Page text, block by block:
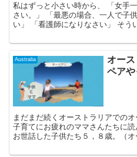
私はずっと小さい時から、 「女手一つで生きて行けるようになりな
さい。」 「最悪の場合、一人で子供も育て養えるように自立しなさ
い」 「看護師になりなさい」 そういう風に言われ育ってきた。 高校
Australia
オー
ペア
まだまだ続くオーストラリアでの
子育てにお疲れのママさんたちに読んでも
お世話した子供たち５，８歳。（